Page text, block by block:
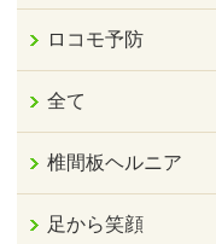
ロコモ予防
全て
椎間板ヘルニア
足から笑顔